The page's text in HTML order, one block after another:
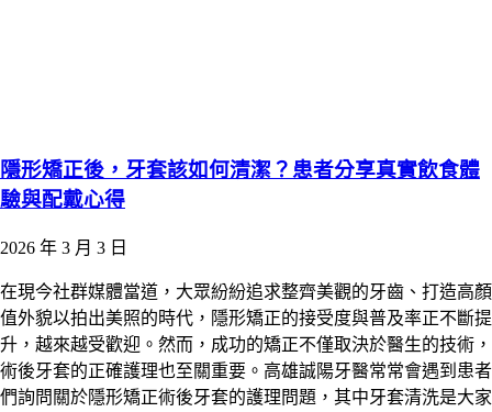
隱形矯正後，牙套該如何清潔？患者分享真實飲食體
驗與配戴心得
2026 年 3 月 3 日
在現今社群媒體當道，大眾紛紛追求整齊美觀的牙齒、打造高顏
值外貌以拍出美照的時代，隱形矯正的接受度與普及率正不斷提
升，越來越受歡迎。然而，成功的矯正不僅取決於醫生的技術，
術後牙套的正確護理也至關重要。高雄誠陽牙醫常常會遇到患者
們詢問關於隱形矯正術後牙套的護理問題，其中牙套清洗是大家